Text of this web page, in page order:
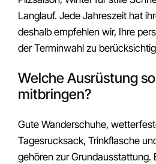
Langlauf. Jede Jahreszeit hat
deshalb empfehlen wir, Ihre
der Terminwahl zu
Welche Ausrüstung
mitbringen?
Gute Wanderschuhe,
Tagesrucksack, Trinkflasche
gehören zur Grundausstattung.